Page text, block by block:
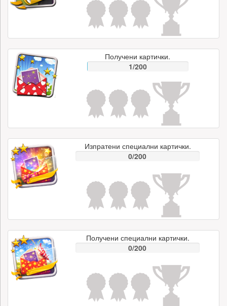
Получени картички.
1/200
Изпратени специални картички.
0/200
Получени специални картички.
0/200